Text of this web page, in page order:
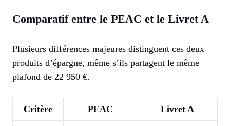
Comparatif entre le PEAC et le Livret A
Plusieurs différences majeures distinguent ces deux
produits d’épargne, même s’ils partagent le même
plafond de 22 950 €.
Critère PEAC Livret A